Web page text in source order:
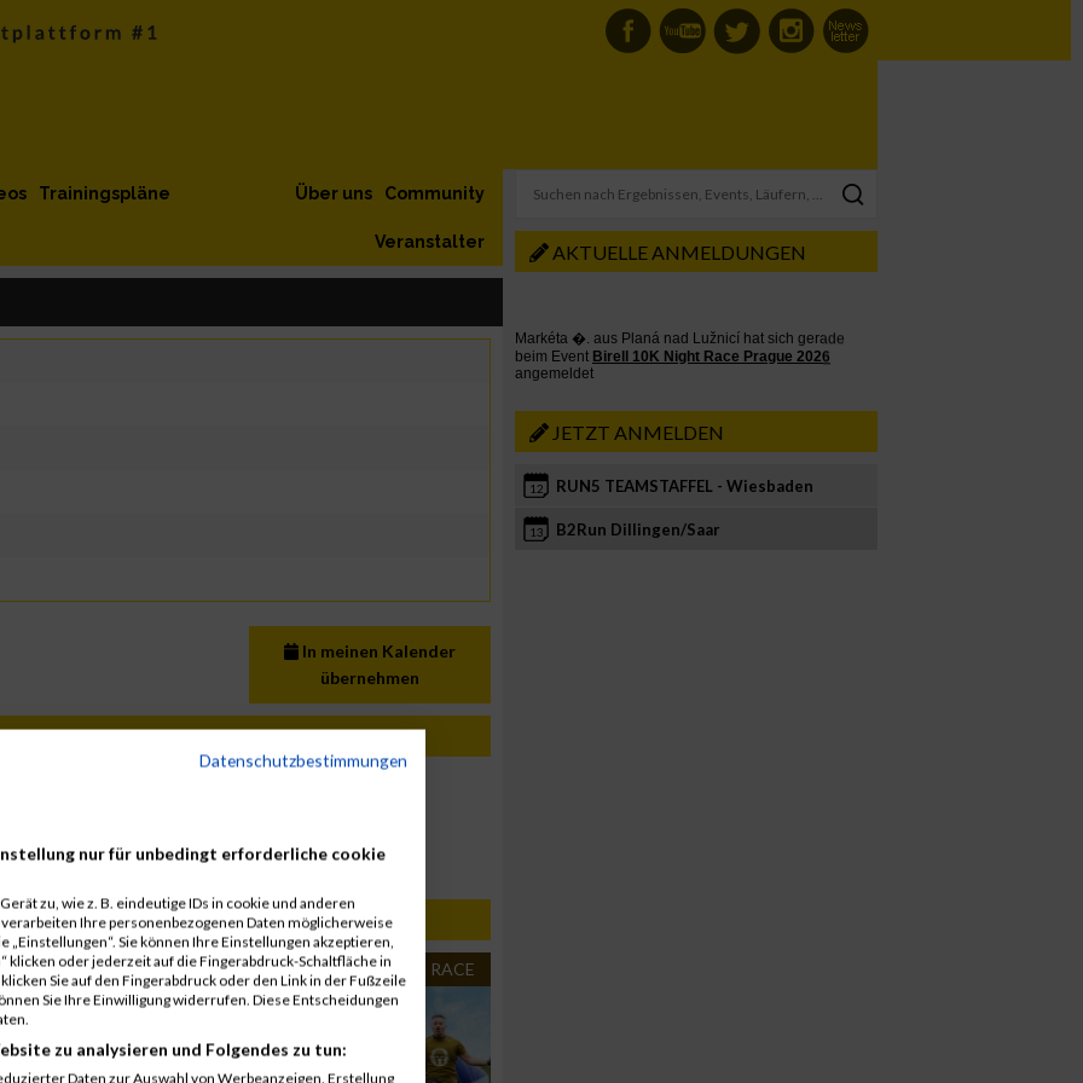
Trainingspläne Community
Über uns
Veranstalter
In meinen Kalender
übernehmen
7. November 2026
MUD RACE MUD RACE
AKTUELLE ANMELDUNGEN
JETZT ANMELDEN
12 RUN5 TEAMSTAFFEL - Wiesbaden
13 B2Run Dillingen/Saar
Datenschutzbestimmungen
nur für unbedingt erforderliche cookie
zu, wie z. B. eindeutige IDs in cookie und anderen
Ihre personenbezogenen Daten möglicherweise
Sie können Ihre Einstellungen akzeptieren,
klicken oder jederzeit auf die Fingerabdruck-Schaltfläche in
Sie auf den Fingerabdruck oder den Link in der Fußzeile
Sie Ihre Einwilligung widerrufen. Diese Entscheidungen
zu analysieren und Folgendes zu tun:
Daten zur Auswahl von Werbeanzeigen. Erstellung